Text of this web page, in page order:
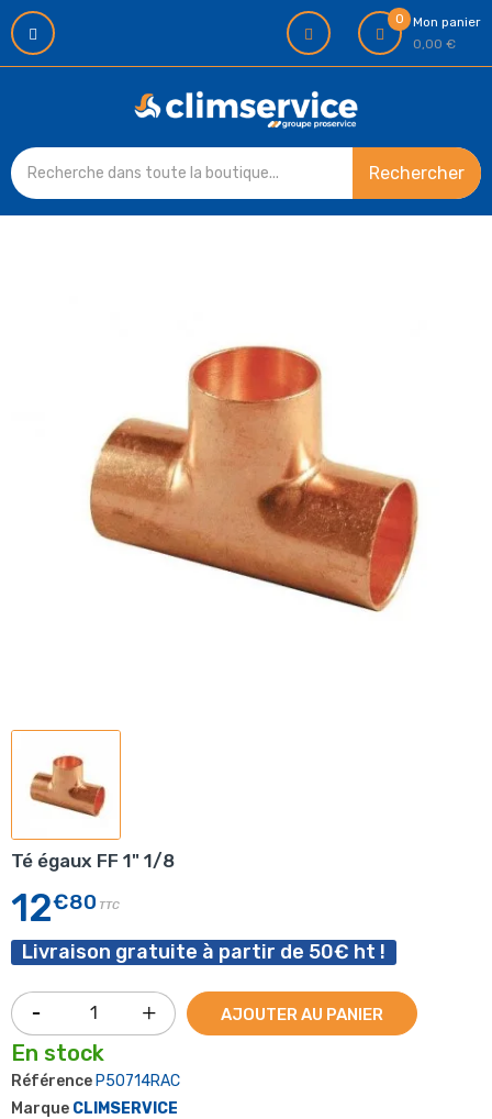
0
Mon panier
0,00 €
Rechercher
Té égaux FF 1" 1/8
12€80 TTC
Livraison gratuite à partir de 50€ ht !
AJOUTER AU PANIER
En stock
Référence P50714RAC
Marque CLIMSERVICE